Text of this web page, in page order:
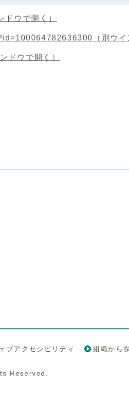
ドウで開く）
（別ウ
ドウで開く）
ブアクセシビリティ 組織から
Reserved.